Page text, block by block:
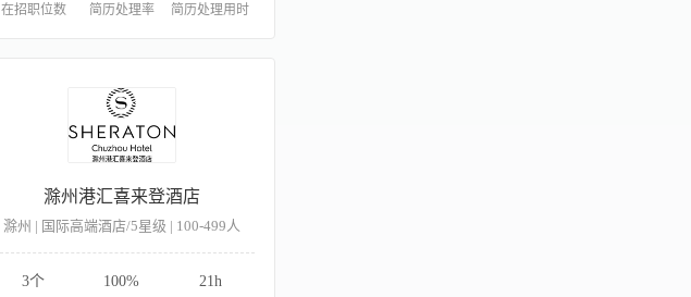
在招职位数 简历处理率 简历处理用时
滁州港汇喜来登酒店
滁州 | 国际高端酒店/5星级 | 100-499人
3个 100% 21h